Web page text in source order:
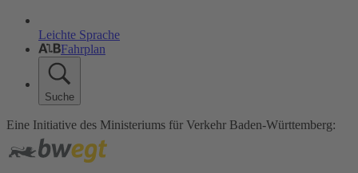
Leichte Sprache
Fahrplan
Suche
Eine Initiative des Ministeriums für Verkehr Baden-Württemberg: